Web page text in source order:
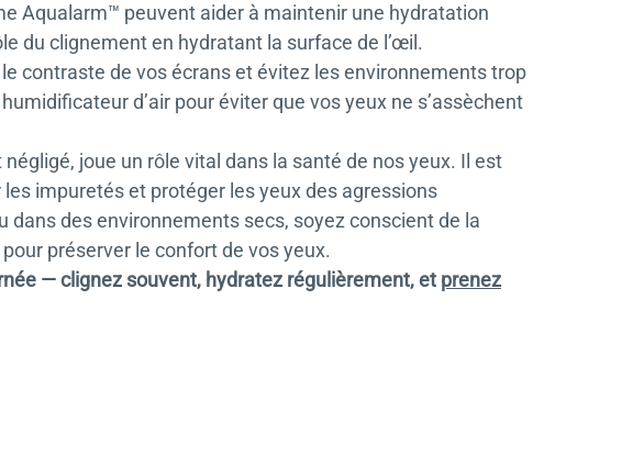
Aqualarm™ peuvent aider à maintenir une hydratation
du clignement en hydratant la surface de l’œil.
contraste de vos écrans et évitez les environnements trop
d’air pour éviter que vos yeux ne s’assèchent
joue un rôle vital dans la santé de nos yeux. Il est
impuretés et protéger les yeux des agressions
des environnements secs, soyez conscient de la
préserver le confort de vos yeux.
— clignez souvent, hydratez régulièrement, et prenez